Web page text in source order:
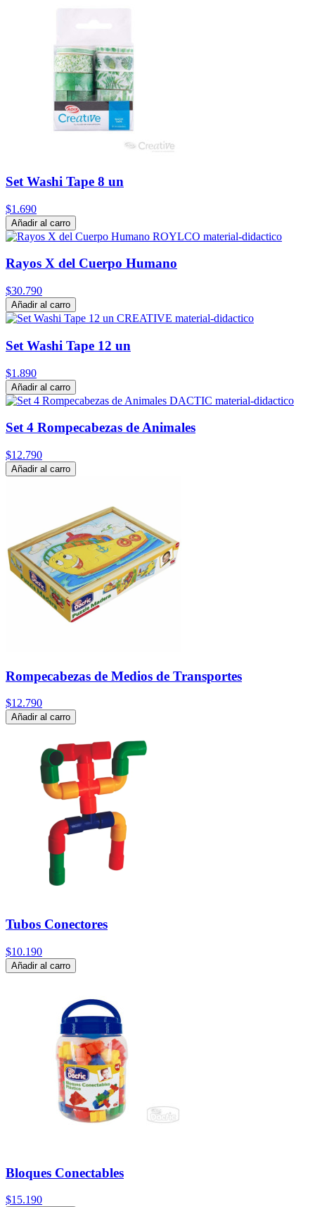
Set Washi Tape 8 un
$1.690
Añadir al carro
Rayos X del Cuerpo Humano
$30.790
Añadir al carro
Set Washi Tape 12 un
$1.890
Añadir al carro
Set 4 Rompecabezas de Animales
$12.790
Añadir al carro
Rompecabezas de Medios de Transportes
$12.790
Añadir al carro
Tubos Conectores
$10.190
Añadir al carro
Bloques Conectables
$15.190